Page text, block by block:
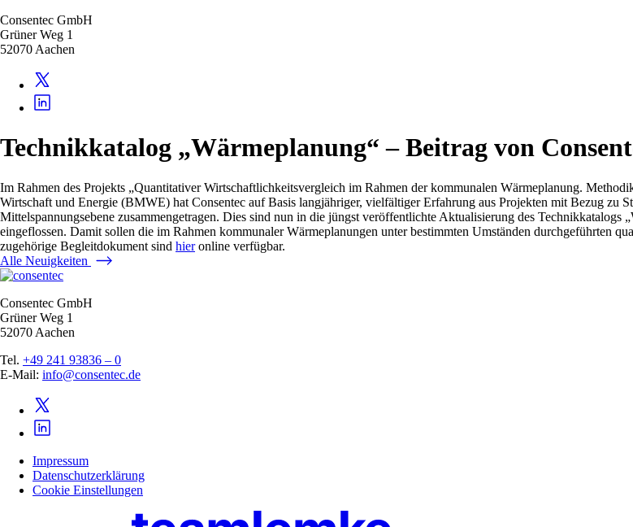
Consentec GmbH
Grüner Weg 1
52070 Aachen
Technikkatalog „Wärmeplanung“ – Beitrag von
Im Rahmen des Projekts „Quantitativer Wirtschaftlichkeitsvergleich im Rahmen der kommunalen Wärmeplanung.
Wirtschaft und Energie (BMWE) hat Consentec auf Basis langjähriger, vielfältiger Erfahrung aus Projekten mit Bezug zu
Mittelspannungsebene zusammengetragen. Dies sind nun in die jüngst veröffentlichte Aktualisierung des
eingeflossen. Damit sollen die im Rahmen kommunaler Wärmeplanungen unter bestimmten Umständen durchgeführten
zugehörige Begleitdokument sind hieronline verfügbar.
Alle Neuigkeiten
Consentec GmbH
Grüner Weg 1
52070 Aachen
Tel. +49 241 93836 – 0
E-Mail: info@consentec.de
Impressum
Datenschutzerklärung
Cookie Einstellungen